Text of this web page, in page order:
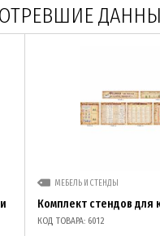
МЕБЕЛЬ И СТЕНДЫ
Комплект стендов для
КОД ТОВАРА: 6012